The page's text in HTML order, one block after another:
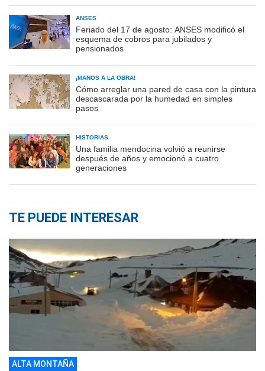
ANSES
Feriado del 17 de agosto: ANSES modificó el
esquema de cobros para jubilados y
pensionados
¡MANOS A LA OBRA!
Cómo arreglar una pared de casa con la pintura
descascarada por la humedad en simples
pasos
HISTORIAS
Una familia mendocina volvió a reunirse
después de años y emocionó a cuatro
generaciones
TE PUEDE INTERESAR
ALTA MONTAÑA